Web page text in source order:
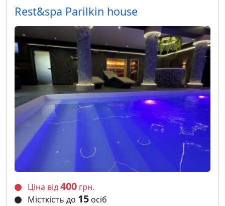
Rest&spa Parilkin house
Ціна від400 грн.
Місткість до 15 осіб